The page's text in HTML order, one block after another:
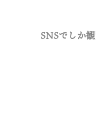
SNSでしか